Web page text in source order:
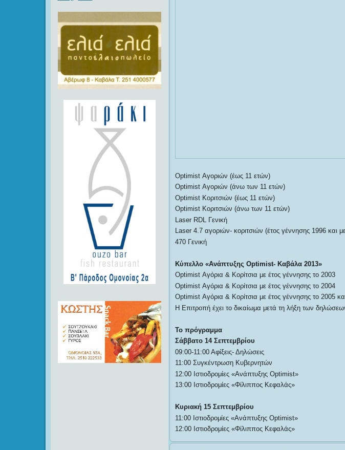
Optimist Αγοριών (έως 11 ετών)
Optimist Αγοριών (άνω των 11 ετών)
Optimist Κοριτσιών (έως 11 ετών)
Optimist Κοριτσιών (άνω των 11 ετών)
Laser RDL Γενική
Laser 4.7 αγοριών- κοριτσιών (έτος γέννησης 1996 και
470 Γενική
Κύπελλο «Ανάπτυξης Optimist- Καβάλα 2013»
Optimist Αγόρια & Κορίτσια με έτος γέννησης το 2003
Optimist Αγόρια & Κορίτσια με έτος γέννησης το 2004
Optimist Αγόρια & Κορίτσια με έτος γέννησης το 2005 και
Η Επιτροπή έχει το δικαίωμα μετά τη λήξη των
Το πρόγραμμα
Σάββατο 14 Σεπτεμβρίου
09:00-11:00 Αφίξεις- Δηλώσεις
11:00 Συγκέντρωση Κυβερνητών
12:00 Ιστιοδρομίες «Ανάπτυξης Optimist»
13:00 Ιστιοδρομίες «Φίλιππος Κεφαλάς»
Κυριακή 15 Σεπτεμβρίου
11:00 Ιστιοδρομίες «Ανάπτυξης Optimist»
12:00 Ιστιοδρομίες «Φίλιππος Κεφαλάς»